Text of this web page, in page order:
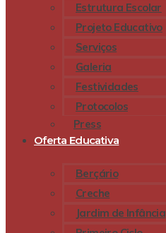
Estrutura Escolar
Projeto Educativo
Serviços
Galeria
Festividades
Protocolos
Press
Oferta Educativa
Berçário
Creche
Jardim de Infância